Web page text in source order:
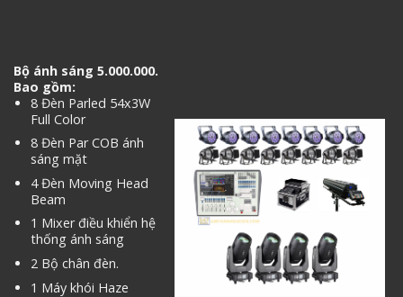
Bộ ánh sáng 5.000.000.
Bao gồm:
8 Đèn Parled 54x3W
Full Color
8 Đèn Par COB ánh
sáng mặt
4 Đèn Moving Head
Beam
1 Mixer điều khiển hệ
thống ánh sáng
2 Bộ chân đèn.
1 Máy khói Haze